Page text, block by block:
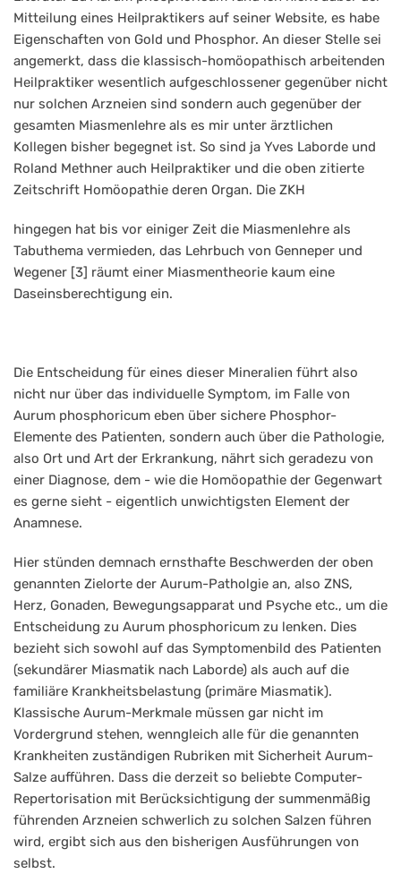
Mitteilung eines Heilpraktikers auf seiner Website, es habe
Eigenschaften von Gold und Phosphor. An dieser Stelle sei
angemerkt, dass die klassisch-homöopathisch arbeitenden
Heilpraktiker wesentlich aufgeschlossener gegenüber nicht
nur solchen Arzneien sind sondern auch gegenüber der
gesamten Miasmenlehre als es mir unter ärztlichen
Kollegen bisher begegnet ist. So sind ja Yves Laborde und
Roland Methner auch Heilpraktiker und die oben zitierte
Zeitschrift Homöopathie deren Organ. Die ZKH
hingegen hat bis vor einiger Zeit die Miasmenlehre als
Tabuthema vermieden, das Lehrbuch von Genneper und
Wegener [3] räumt einer Miasmentheorie kaum eine
Daseinsberechtigung ein.
Die Entscheidung für eines dieser Mineralien führt also
nicht nur über das individuelle Symptom, im Falle von
Aurum phosphoricum eben über sichere Phosphor-
Elemente des Patienten, sondern auch über die Pathologie,
also Ort und Art der Erkrankung, nährt sich geradezu von
einer Diagnose, dem - wie die Homöopathie der Gegenwart
es gerne sieht - eigentlich unwichtigsten Element der
Anamnese.
Hier stünden demnach ernsthafte Beschwerden der oben
genannten Zielorte der Aurum-Patholgie an, also ZNS,
Herz, Gonaden, Bewegungsapparat und Psyche etc., um die
Entscheidung zu Aurum phosphoricum zu lenken. Dies
bezieht sich sowohl auf das Symptomenbild des Patienten
(sekundärer Miasmatik nach Laborde) als auch auf die
familiäre Krankheitsbelastung (primäre Miasmatik).
Klassische Aurum-Merkmale müssen gar nicht im
Vordergrund stehen, wenngleich alle für die genannten
Krankheiten zuständigen Rubriken mit Sicherheit Aurum-
Salze aufführen. Dass die derzeit so beliebte Computer-
Repertorisation mit Berücksichtigung der summenmäßig
führenden Arzneien schwerlich zu solchen Salzen führen
wird, ergibt sich aus den bisherigen Ausführungen von
selbst.